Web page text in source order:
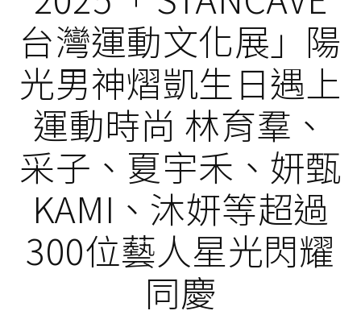
台灣運動文化展」陽
光男神熠凱生日遇上
運動時尚 林育羣、
采子、夏宇禾、妍甄
KAMI、沐妍等超過
300位藝人星光閃耀
同慶